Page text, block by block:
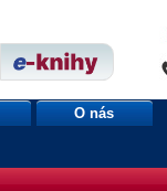
O nás